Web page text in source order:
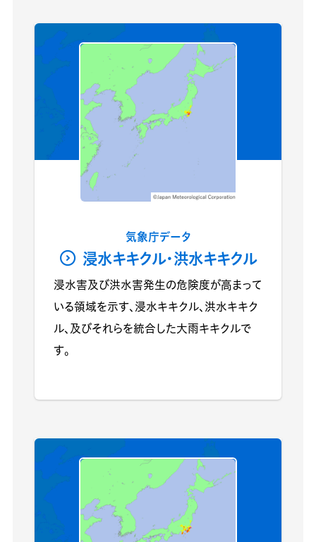
気象庁データ
浸水キキクル・洪水キキクル
浸水害及び洪水害発生の危険度が高まって
いる領域を示す、浸水キキクル、洪水キキク
ル、及びそれらを統合した大雨キキクルで
す。